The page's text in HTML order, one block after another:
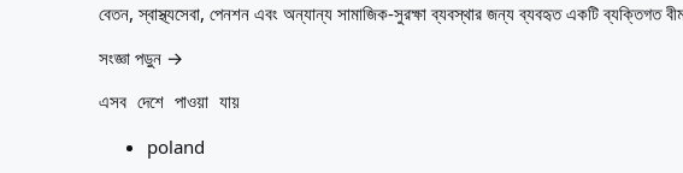
বেতন, স্বাস্থ্যসেবা, পেনশন এবং অন্যান্য সামাজিক-সুরক্ষা ব্যবস্থার জন্য ব্যবহৃত একটি ব্যক্তিগত
সংজ্ঞা পড়ুন →
এসব দেশে পাওয়া যায়
poland